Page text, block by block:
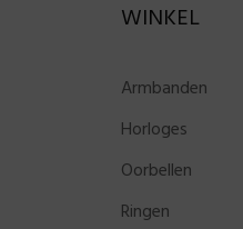
WINKEL
Armbanden
Horloges
Oorbellen
Ringen